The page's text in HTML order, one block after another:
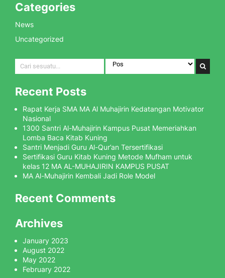
Categories
News
Uncategorized
Recent Posts
Rapat Kerja SMA MA Al Muhajirin Kedatangan Motivator
Nasional
1300 Santri Al-Muhajirin Kampus Pusat Memeriahkan
Lomba Baca Kitab Kuning
Santri Menjadi Guru Al-Qur’an Tersertifikasi
Sertifikasi Guru Kitab Kuning Metode Mufham untuk
kelas 12 MA AL-MUHAJIRIN KAMPUS PUSAT
MA Al-Muhajirin Kembali Jadi Role Model
Recent Comments
Archives
January 2023
August 2022
May 2022
February 2022